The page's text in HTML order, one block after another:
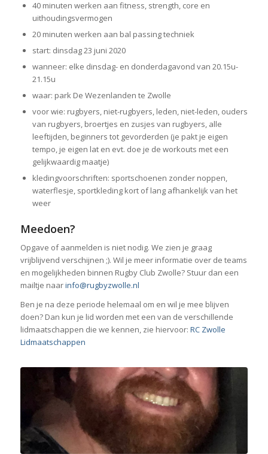
40 minuten werken aan fitness, strength, core en
uithoudingsvermogen
20 minuten werken aan bal passing techniek
start: dinsdag 23 juni 2020
wanneer: elke dinsdag- en donderdagavond van 20.15u-
21.15u
waar: park De Wezenlanden te Zwolle
voor wie: rugbyers, niet-rugbyers, leden, niet-leden, ouders
van rugbyers, broertjes en zusjes van rugbyers, alle
leeftijden, beginners tot gevorderden (je pakt je eigen
tempo, je eigen lat en evt. doe je de workouts met een
gelijkwaardig maatje)
kledingvoorschriften: sportschoenen zonder noppen,
waterflesje, sportkleding kort of lang afhankelijk van het
weer
Meedoen?
Opgave of aanmelden is niet nodig. We zien je graag
vrijblijvend verschijnen ;). Wil je meer informatie over de teams
en mogelijkheden binnen Rugby Club Zwolle? Stuur dan een
mailtje naarinfo@rugbyzwolle.nl
Ben je na deze periode helemaal om en wil je mee blijven
doen? Dan kun je lid worden met een van de verschillende
lidmaatschappen die we kennen, zie hiervoor: RC Zwolle
Lidmaatschappen